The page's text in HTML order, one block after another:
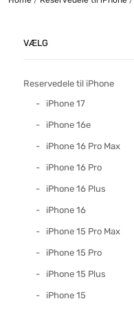
VÆLG
Reservedele til iPhone
iPhone 17
iPhone 16e
iPhone 16 Pro Max
iPhone 16 Pro
iPhone 16 Plus
iPhone 16
iPhone 15 Pro Max
iPhone 15 Pro
iPhone 15 Plus
iPhone 15